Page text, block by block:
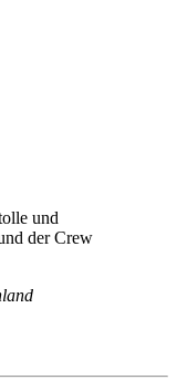
und
der Crew